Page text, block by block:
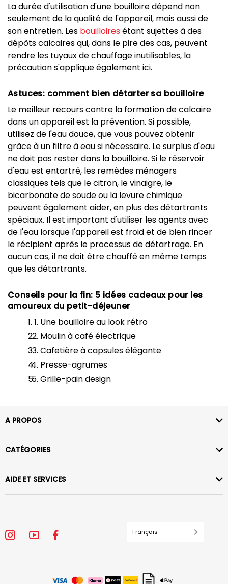
La durée d'utilisation d'une bouilloire dépend non
seulement de la qualité de l'appareil, mais aussi de
son entretien. Les bouilloires étant sujettes à des
dépôts calcaires qui, dans le pire des cas, peuvent
rendre les tuyaux de chauffage inutilisables, la
précaution s'applique également ici.
Astuces: comment bien détarter sa bouilloire
Le meilleur recours contre la formation de calcaire
dans un appareil est la prévention. Si possible,
utilisez de l'eau douce, que vous pouvez obtenir
grâce à un filtre à eau si nécessaire. Le surplus d'eau
ne doit pas rester dans la bouilloire. Si le réservoir
d'eau est entartré, les remèdes ménagers
classiques tels que le citron, le vinaigre, le
bicarbonate de soude ou la levure chimique
peuvent également aider, en plus des détartrants
spéciaux. Il est important d'utiliser les agents avec
de l'eau lorsque l'appareil est froid et de bien rincer
le récipient après le processus de détartrage. En
aucun cas, il ne doit être chauffé en même temps
que les détartrants.
Conseils pour la fin: 5 idées cadeaux pour les
amoureux du petit-déjeuner
Une bouilloire au look rétro
Moulin à café électrique
Cafetière à capsules élégante
Presse-agrumes
Grille-pain design
A PROPOS
CATÉGORIES
AIDE ET SERVICES
Français